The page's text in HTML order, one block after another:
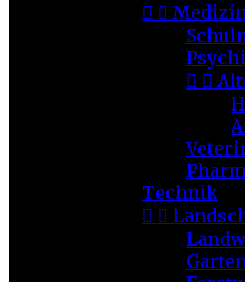
 
 
Technik
 